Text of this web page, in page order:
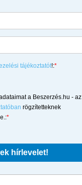
tájékoztatót!:*
a Beszerzés.hu - az
rögzítetteknek
*